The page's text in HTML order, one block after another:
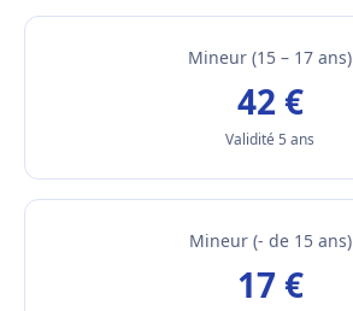
Mineur (15 – 17 ans)
42 €
Validité 5 ans
Mineur (- de 15 ans)
17 €